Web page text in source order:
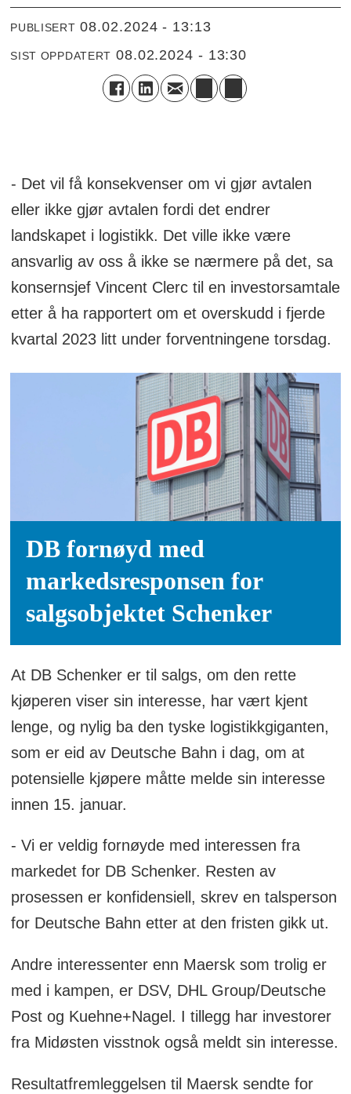
PUBLISERT 08.02.2024 - 13:13
SIST OPPDATERT 08.02.2024 - 13:30
- Det vil få konsekvenser om vi gjør avtalen
eller ikke gjør avtalen fordi det endrer
landskapet i logistikk. Det ville ikke være
ansvarlig av oss å ikke se nærmere på det, sa
konsernsjef Vincent Clerc til en investorsamtale
etter å ha rapportert om et overskudd i fjerde
kvartal 2023 litt under forventningene torsdag.
DB fornøyd med
markedsresponsen for
salgsobjektet Schenker
At DB Schenker er til salgs, om den rette
kjøperen viser sin interesse, har vært kjent
lenge, og nylig ba den tyske logistikkgiganten,
som er eid av Deutsche Bahn i dag, om at
potensielle kjøpere måtte melde sin interesse
innen 15. januar.
- Vi er veldig fornøyde med interessen fra
markedet for DB Schenker. Resten av
prosessen er konfidensiell, skrev en talsperson
for Deutsche Bahn etter at den fristen gikk ut.
Andre interessenter enn Maersk som trolig er
med i kampen, er DSV, DHL Group/Deutsche
Post og Kuehne+Nagel. I tillegg har investorer
fra Midøsten visstnok også meldt sin interesse.
Resultatfremleggelsen til Maersk sendte for